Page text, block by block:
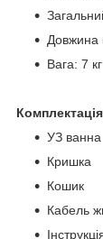
Довжина
Вага: 7 кг
УЗ ванна
Кришка
Кошик
Кабель